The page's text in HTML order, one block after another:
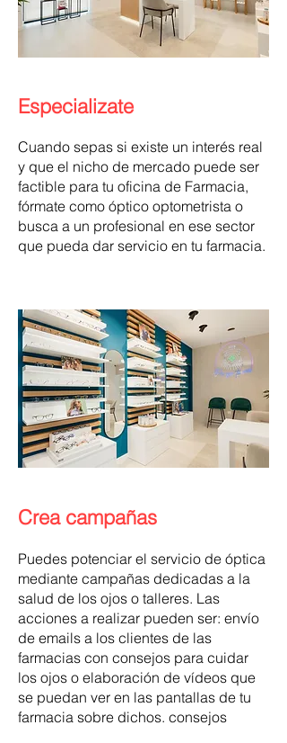
Especializate
Cuando sepas si existe un interés real
y que el nicho de mercado puede ser
factible para tu oficina de Farmacia,
fórmate como óptico optometrista o
busca a un profesional en ese sector
que pueda dar servicio en tu farmacia.
Crea campañas
Puedes potenciar el servicio de óptica
mediante campañas dedicadas a la
salud de los ojos o talleres. Las
acciones a realizar pueden ser: envío
de emails a los clientes de las
farmacias con consejos para cuidar
los ojos o elaboración de vídeos que
se puedan ver en las pantallas de tu
farmacia sobre dichos. consejos